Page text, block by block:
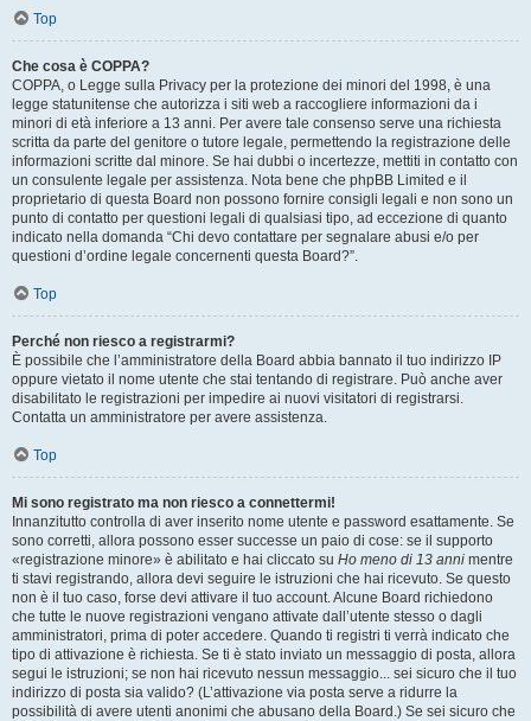
Top
Che cosa è COPPA?
COPPA, o Legge sulla Privacy per la protezione dei minori del 1998, è una
legge statunitense che autorizza i siti web a raccogliere informazioni da i
minori di età inferiore a 13 anni. Per avere tale consenso serve una richiesta
scritta da parte del genitore o tutore legale, permettendo la registrazione delle
informazioni scritte dal minore. Se hai dubbi o incertezze, mettiti in contatto con
un consulente legale per assistenza. Nota bene che phpBB Limited e il
proprietario di questa Board non possono fornire consigli legali e non sono un
punto di contatto per questioni legali di qualsiasi tipo, ad eccezione di quanto
indicato nella domanda “Chi devo contattare per segnalare abusi e/o per
questioni d’ordine legale concernenti questa Board?”.
Top
Perché non riesco a registrarmi?
È possibile che l’amministratore della Board abbia bannato il tuo indirizzo IP
oppure vietato il nome utente che stai tentando di registrare. Può anche aver
disabilitato le registrazioni per impedire ai nuovi visitatori di registrarsi.
Contatta un amministratore per avere assistenza.
Top
Mi sono registrato ma non riesco a connettermi!
Innanzitutto controlla di aver inserito nome utente e password esattamente. Se
sono corretti, allora possono esser successe un paio di cose: se il supporto
«registrazione minore» è abilitato e hai cliccato su Ho meno di 13 anni mentre
ti stavi registrando, allora devi seguire le istruzioni che hai ricevuto. Se questo
non è il tuo caso, forse devi attivare il tuo account. Alcune Board richiedono
che tutte le nuove registrazioni vengano attivate dall’utente stesso o dagli
amministratori, prima di poter accedere. Quando ti registri ti verrà indicato che
tipo di attivazione è richiesta. Se ti è stato inviato un messaggio di posta, allora
segui le istruzioni; se non hai ricevuto nessun messaggio... sei sicuro che il tuo
indirizzo di posta sia valido? (L’attivazione via posta serve a ridurre la
possibilità di avere utenti anonimi che abusano della Board.) Se sei sicuro che